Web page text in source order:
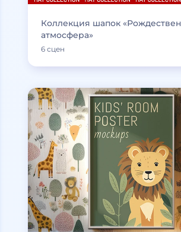
Коллекция шапок
атмосфера»
6 сцен